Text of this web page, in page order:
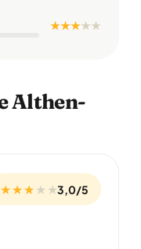
★ ★ ★★★
Althen-
★ ★ ★★ ★3,0/5